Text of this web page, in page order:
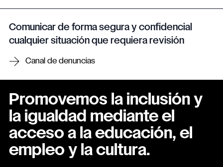
Comunicar de forma segura y confidencial
cualquier situación que requiera revisión
Canal de denuncias
Promovemos la inclusión y
la igualdad mediante el
acceso a la educación, el
empleo y la cultura.